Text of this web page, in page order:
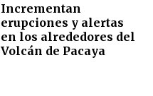
Incrementan
erupciones y alertas
en los alrededores del
Volcán de Pacaya